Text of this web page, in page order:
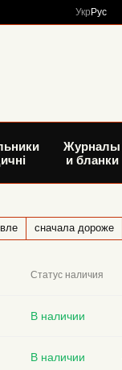
Укр Рус
Журналы
и бланки
сначала дороже
Статус наличия
В наличии
В наличии